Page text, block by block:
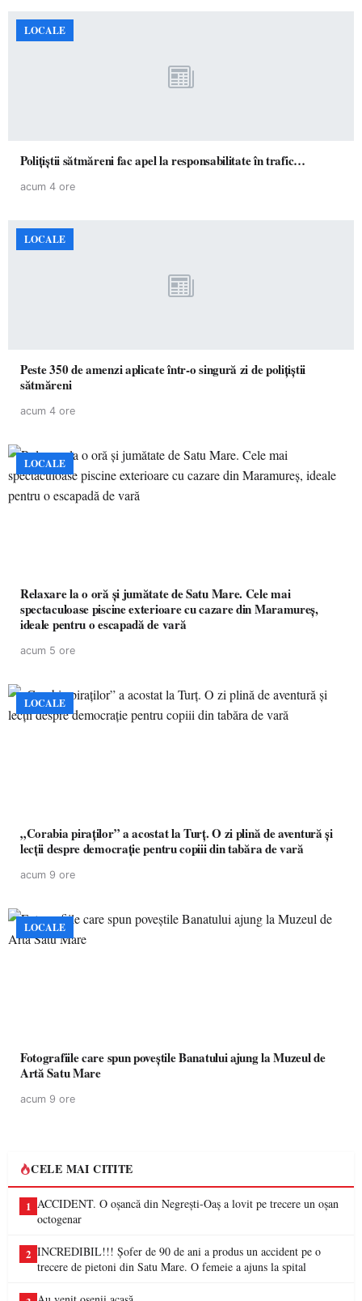
LOCALE
Polițiștii sătmăreni fac apel la responsabilitate în trafic…
acum 4 ore
LOCALE
Peste 350 de amenzi aplicate într-o singură zi de polițiștii
sătmăreni
acum 4 ore
LOCALE
Relaxare la o oră și jumătate de Satu Mare. Cele mai
spectaculoase piscine exterioare cu cazare din Maramureș,
ideale pentru o escapadă de vară
acum 5 ore
LOCALE
„Corabia piraților” a acostat la Turț. O zi plină de aventură și
lecții despre democrație pentru copiii din tabăra de vară
acum 9 ore
LOCALE
Fotografiile care spun poveștile Banatului ajung la Muzeul de
Artă Satu Mare
acum 9 ore
CELE MAI CITITE
1 ACCIDENT. O oșancă din Negrești-Oaș a lovit pe trecere un oșan
octogenar
2 INCREDIBIL!!! Șofer de 90 de ani a produs un accident pe o
trecere de pietoni din Satu Mare. O femeie a ajuns la spital